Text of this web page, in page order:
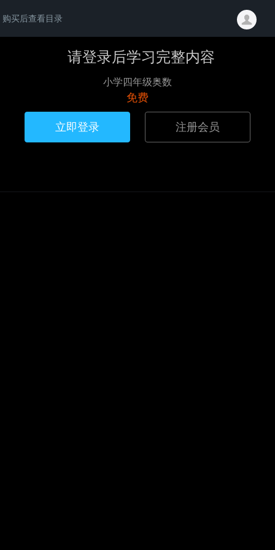
购买后查看目录
请登录后学习完整内容
小学四年级奥数
免费
立即登录 注册会员